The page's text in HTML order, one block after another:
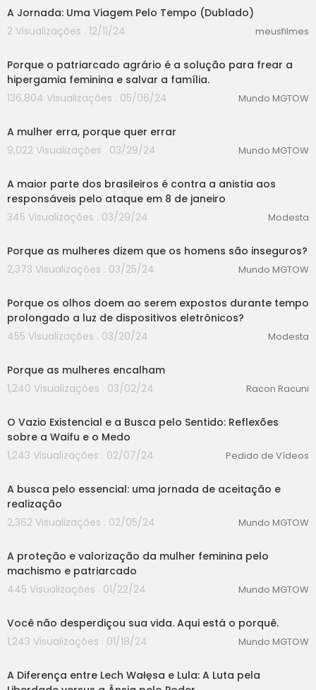
A Jornada: Uma Viagem Pelo Tempo (Dublado)
2 Visualizações . 12/11/24
meusfilmes
Porque o patriarcado agrário é a solução para frear a
hipergamia feminina e salvar a família.
136,804 Visualizações . 05/06/24
Mundo MGTOW
A mulher erra, porque quer errar
9,022 Visualizações . 03/29/24
Mundo MGTOW
A maior parte dos brasileiros é contra a anistia aos
responsáveis pelo ataque em 8 de janeiro
345 Visualizações . 03/29/24
Modesta
Porque as mulheres dizem que os homens são inseguros?
2,373 Visualizações . 03/25/24
Mundo MGTOW
Porque os olhos doem ao serem expostos durante tempo
prolongado a luz de dispositivos eletrônicos?
455 Visualizações . 03/20/24
Modesta
Porque as mulheres encalham
1,240 Visualizações . 03/02/24
Racon Racuni
O Vazio Existencial e a Busca pelo Sentido: Reflexões
sobre a Waifu e o Medo
1,243 Visualizações . 02/07/24
Pedido de Vídeos
A busca pelo essencial: uma jornada de aceitação e
realização
2,362 Visualizações . 02/05/24
Mundo MGTOW
A proteção e valorização da mulher feminina pelo
machismo e patriarcado
445 Visualizações . 01/22/24
Mundo MGTOW
Você não desperdiçou sua vida. Aqui está o porquê.
1,243 Visualizações . 01/18/24
Mundo MGTOW
A Diferença entre Lech Wałęsa e Lula: A Luta pela